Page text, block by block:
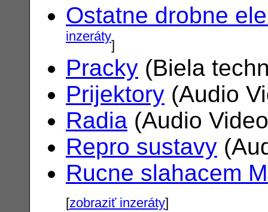
Ostatne drobne
inzeráty]
Pracky (Biela
Prijektory (Audio
Radia (Audio
Repro sustavy
Rucne slahacem
[zobraziť inzeráty]